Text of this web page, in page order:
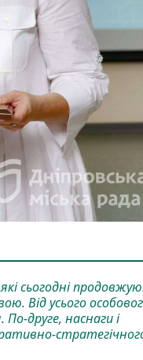
сьогодні
Від усього
друге, наснаги і